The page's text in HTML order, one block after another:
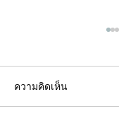
ความคิดเห็น